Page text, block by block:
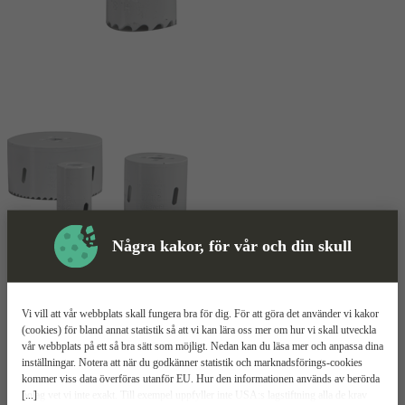
Några kakor, för vår och din skull
[...]
Vi vill att vår webbplats skall fungera bra för dig. För att göra det använder vi kakor
(cookies) för bland annat statistik så att vi kan lära oss mer om hur vi skall utveckla
vår webbplats på ett så bra sätt som möjligt. Nedan kan du läsa mer och anpassa dina
inställningar. Notera att när du godkänner statistik och marknadsförings-cookies
kommer viss data överföras utanför EU. Hur den informationen används av berörda
bolag vet vi inte exakt. Till exempel uppfyller inte USA:s lagstiftning alla de krav
Hålsåg Mer information
HiKOKI BiM